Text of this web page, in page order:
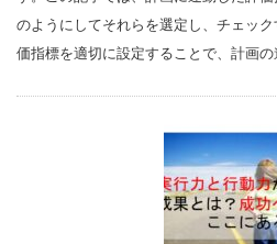
のようにしてそれらを選定し、チェッ
価指標を適切に設定することで、計画